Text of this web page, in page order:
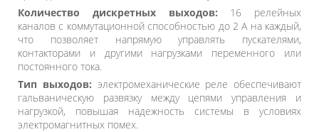
Количество дискретных выходов: 16 релейных
каналов с коммутационной способностью до 2 А на каждый,
что позволяет напрямую управлять пускателями,
контакторами и другими нагрузками переменного или
постоянного тока.
Тип выходов: электромеханические реле обеспечивают
гальваническую развязку между цепями управления и
нагрузкой, повышая надежность системы в условиях
электромагнитных помех.